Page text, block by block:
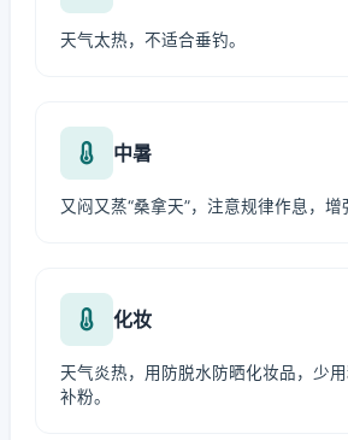
天气太热，不适合垂钓。
中暑
又闷又蒸“桑拿天”，注意规律作息，增
化妆
天气炎热，用防脱水防晒化妆品，少
补粉。